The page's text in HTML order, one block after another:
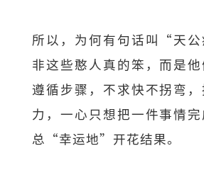
所以，为何有句话叫“天
非这些憨人真的笨，而是
遵循步骤，不求快不拐弯
力，一心只想把一件事情
总“幸运地”开花结果。